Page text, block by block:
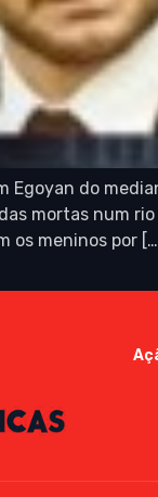
Egoyan do
mortas num
os meninos por